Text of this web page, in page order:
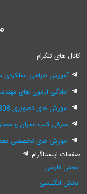
کانال های تلگرام
آموزش طراحی عملکردی
آمادگی آزمون های
آموزش های تصویری 808 در تلگرام
معرفی کتب عمران و
آموزش های تخصصی
صفحات اینستاگرام
بخش فارسی
بخش انگلیسی